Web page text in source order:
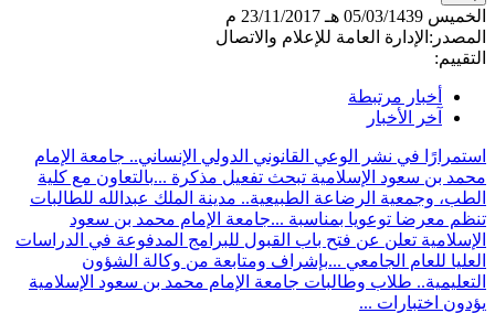
الخميس 05/03/1439 هـ
23/11/2017 م
المصدر: الإدارة العامة للإعلام والاتصال
التقييم:
أخبار مرتبطة
آخر الأخبار
استمرارًا في نشر الوعي القانوني الدولي الإنساني.. جامعة الإمام
محمد بن سعود الإسلامية تبحث تفعيل مذكرة ...بالتعاون مع كلية
الطب، وجمعية الرضاعة الطبيعية.. مدينة الملك عبدالله للطالبات
تنظم معرضا توعويا بمناسبة ...جامعة الإمام محمد بن سعود
الإسلامية تعلن عن فتح باب القبول للبرامج المدفوعة في الدراسات
العليا للعام الجامعي ...بإشراف ومتابعة من وكالة الشؤون
التعليمية.. طلاب وطالبات جامعة الإمام محمد بن سعود الإسلامية
يؤدون اختبارات ...